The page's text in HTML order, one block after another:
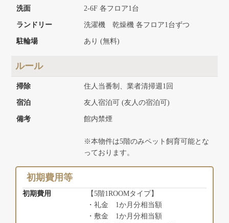
洗面 2-6F 各フロア1台
ランドリー 洗濯機 乾燥機 各フロア1台ずつ
駐輪場 あり (無料)
ルール
掃除 住人当番制、業者清掃週1回
宿泊 友人宿泊可 (友人の宿泊可)
備考 館内禁煙
※本物件は5階のみペット飼育可能とな
っております。
初期費用等
初期費用
【5階1ROOMタイプ】
・礼金 1か月分相当額
・敷金 1か月分相当額